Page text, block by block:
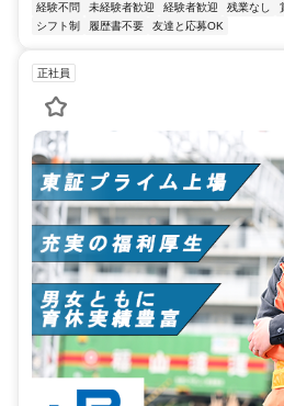
経験不問
未経験者歓迎 経験者歓迎 残業なし
シフト制
履歴書不要 友達と応募OK
正社員